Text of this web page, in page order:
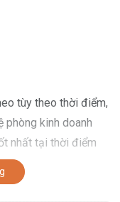
tùy theo thời điểm,
phòng kinh doanh
nhất tại thời điểm